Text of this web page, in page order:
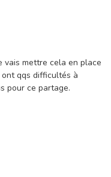
vais mettre cela en place
ont qqs difficultés à
pour ce partage.